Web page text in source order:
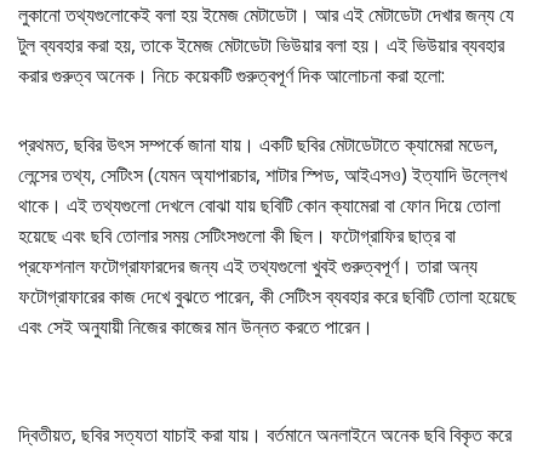
লুকানো তথ্যগুলোকেই বলা হয় ইমেজ মেটাডেটা। আর এই মেটাডেটা দেখার জন্য যে
টুল ব্যবহার করা হয়, তাকে ইমেজ মেটাডেটা ভিউয়ার বলা হয়। এই ভিউয়ার ব্যবহার
করার গুরুত্ব অনেক। নিচে কয়েকটি গুরুত্বপূর্ণ দিক আলোচনা করা হলো:
প্রথমত, ছবির উৎস সম্পর্কে জানা যায়। একটি ছবির মেটাডেটাতে ক্যামেরা মডেল,
লেন্সের তথ্য, সেটিংস (যেমন অ্যাপারচার, শাটার স্পিড, আইএসও) ইত্যাদি উল্লেখ
থাকে। এই তথ্যগুলো দেখলে বোঝা যায় ছবিটি কোন ক্যামেরা বা ফোন দিয়ে তোলা
হয়েছে এবং ছবি তোলার সময় সেটিংসগুলো কী ছিল। ফটোগ্রাফির ছাত্র বা
প্রফেশনাল ফটোগ্রাফারদের জন্য এই তথ্যগুলো খুবই গুরুত্বপূর্ণ। তারা অন্য
ফটোগ্রাফারের কাজ দেখে বুঝতে পারেন, কী সেটিংস ব্যবহার করে ছবিটি তোলা হয়েছে
এবং সেই অনুযায়ী নিজের কাজের মান উন্নত করতে পারেন।
দ্বিতীয়ত, ছবির সত্যতা যাচাই করা যায়। বর্তমানে অনলাইনে অনেক ছবি বিকৃত করে